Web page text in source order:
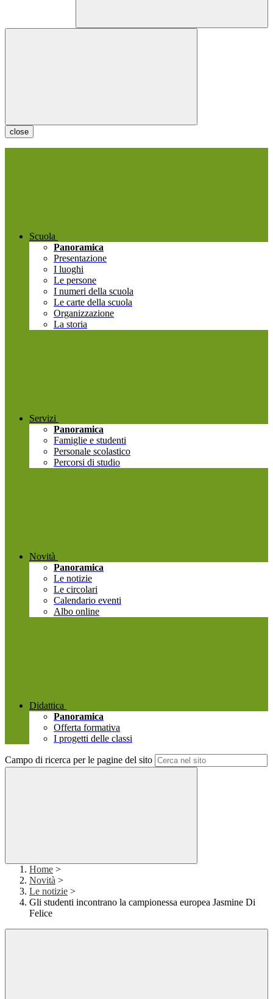
close
Scuola
Panoramica
Presentazione
I luoghi
Le persone
I numeri della scuola
Le carte della scuola
Organizzazione
La storia
Servizi
Panoramica
Famiglie e studenti
Personale scolastico
Percorsi di studio
Novità
Panoramica
Le notizie
Le circolari
Calendario eventi
Albo online
Didattica
Panoramica
Offerta formativa
I progetti delle classi
Campo di ricerca per le pagine del sito
Home >
Novità >
Le notizie >
Gli studenti incontrano la campionessa europea Jasmine Di
Felice